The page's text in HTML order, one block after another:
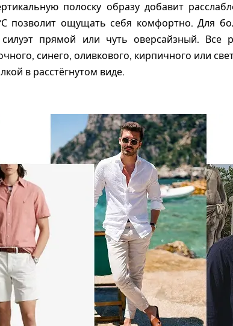
полоску образу добавит
позволит ощущать себя комфортно. Для
прямой или чуть оверсайзный. Все
синего, оливкового, кирпичного или
в расстёгнутом виде.